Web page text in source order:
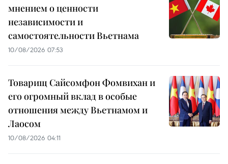
мнением о ценности
независимости и
самостоятельности Вьетнама
10/08/2026 07:53
Товарищ Сайсомфон Фомвихан и
его огромный вклад в особые
отношения между Вьетнамом и
Лаосом
10/08/2026 04:11